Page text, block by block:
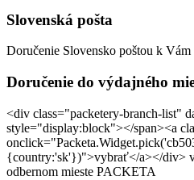
Slovenská pošta
Doručenie Slovensko poštou k Vám
Doručenie do výdajného
<div class="packetery-branch-list"
style="display:block"></span><a
{country:'sk'})">vybrať</a></div>
odbernom mieste PACKETA